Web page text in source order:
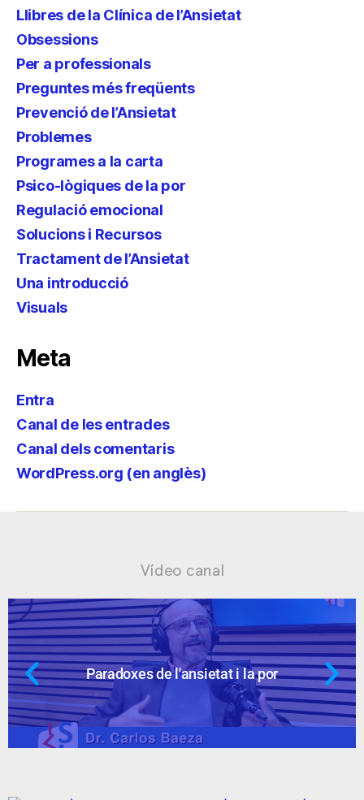
Llibres de la Clínica de l’Ansietat
Obsessions
Per a professionals
Preguntes més freqüents
Prevenció de l’Ansietat
Problemes
Programes a la carta
Psico-lògiques de la por
Regulació emocional
Solucions i Recursos
Tractament de l’Ansietat
Una introducció
Visuals
Meta
Entra
Canal de les entrades
Canal dels comentaris
WordPress.org (en anglès)
Vídeo canal
i la por Ansietat: supòsits